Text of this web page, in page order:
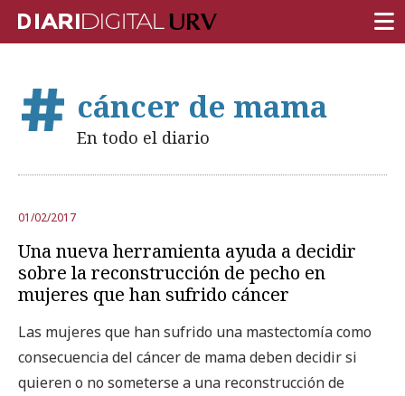
INVESTIGACIÓN
VIDA EN EL CAMPUS
COMUNIDAD URV
REPORTAJES
Ámbitos universitarios
cáncer de mama
En todo el diario
01/02/2017
Una nueva herramienta ayuda a decidir
sobre la reconstrucción de pecho en
mujeres que han sufrido cáncer
Las mujeres que han sufrido una mastectomía como
consecuencia del cáncer de mama deben decidir si
quieren o no someterse a una reconstrucción de